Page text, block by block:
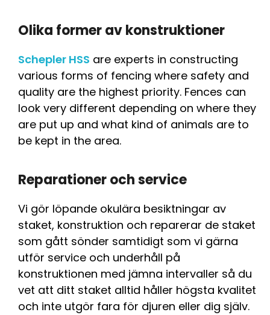
Olika former av konstruktioner
Schepler HSS are experts in constructing
various forms of fencing where safety and
quality are the highest priority. Fences can
look very different depending on where they
are put up and what kind of animals are to
be kept in the area.
Reparationer och service
Vi gör löpande okulära besiktningar av
staket, konstruktion och reparerar de staket
som gått sönder samtidigt som vi gärna
utför service och underhåll på
konstruktionen med jämna intervaller så du
vet att ditt staket alltid håller högsta kvalitet
och inte utgör fara för djuren eller dig själv.